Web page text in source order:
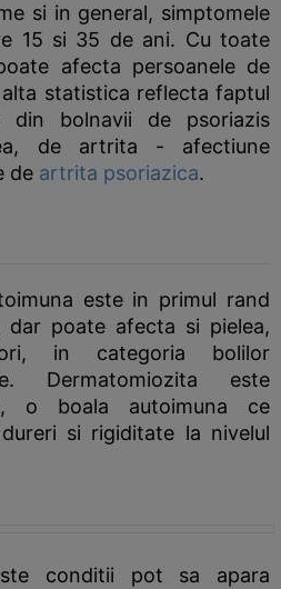
si in general, simptomele
15 si 35 de ani. Cu toate
afecta persoanele de
statistica reflecta faptul
din bolnavii de psoriazis
de artrita - afectiune
de artrita psoriazica.
este in primul rand
dar poate afecta si pielea,
in categoria bolilor
Dermatomiozita este
o boala autoimuna ce
si rigiditate la nivelul
conditii pot sa apara